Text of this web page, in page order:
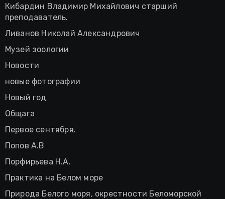
Кибардин Владимир Михайлович старший
преподаватель.
Ливанов Николай Александрович
Музей зоологии
Новости
новые фотографии
Новый год
Общага
Первое сентября.
Попов А.В
Порфирьева Н.А.
Практика на Белом море
Природа Белого моря, окрестности Беломорской